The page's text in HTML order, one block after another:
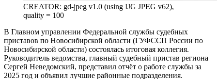
CREATOR: gd-jpeg v1.0 (using IJG JPEG v62),
quality = 100
В Главном управлении Федеральной службы судебных
приставов по Новосибирской области (ГУФССП России по
Новосибирской области) состоялась итоговая коллегия.
Руководитель ведомства, главный судебный пристав региона
Сергей Неведомский, представил отчёт о работе службы за
2025 год и объявил лучшие районные подразделения.